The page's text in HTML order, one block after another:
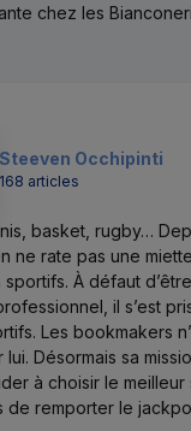
chez les
Steeven Occhipinti
168 articles
basket, rugby…
ne rate pas une
sportifs. À défaut
il s’est
Les bookmakers
Désormais sa
à choisir le meilleur
de remporter le